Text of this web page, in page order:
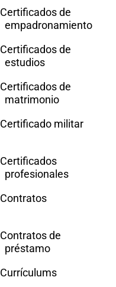
Certificados de
empadronamiento
Certificados de
estudios
Certificados de
matrimonio
Certificado militar
Certificados
profesionales
Contratos
Contratos de
préstamo
Currículums